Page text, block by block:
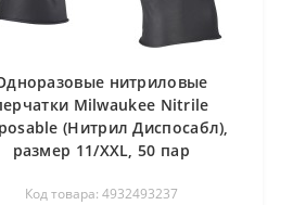
нитриловые
Milwaukee Nitrile
(Нитрил Диспосабл),
размер 11/XXL, 50 пар
Код товара: 4932493237